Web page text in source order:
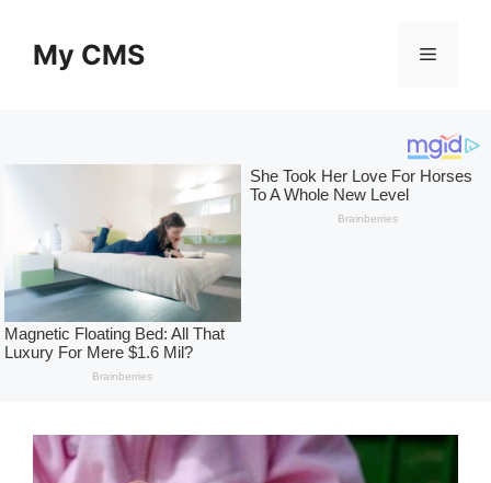
contentMy CMS Menu